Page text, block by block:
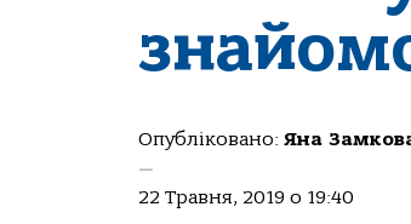
Опубліковано: Яна
—
22 Травня, 2019 о 19:40